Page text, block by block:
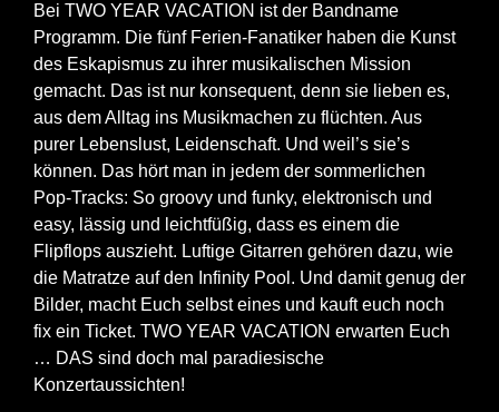
Bei TWO YEAR VACATION ist der Bandname
Programm. Die fünf Ferien-Fanatiker haben die Kunst
des Eskapismus zu ihrer musikalischen Mission
gemacht. Das ist nur konsequent, denn sie lieben es,
aus dem Alltag ins Musikmachen zu flüchten. Aus
purer Lebenslust, Leidenschaft. Und weil’s sie’s
können. Das hört man in jedem der sommerlichen
Pop-Tracks: So groovy und funky, elektronisch und
easy, lässig und leichtfüßig, dass es einem die
Flipflops auszieht. Luftige Gitarren gehören dazu, wie
die Matratze auf den Infinity Pool. Und damit genug der
Bilder, macht Euch selbst eines und kauft euch noch
fix ein Ticket. TWO YEAR VACATION erwarten Euch
… DAS sind doch mal paradiesische
Konzertaussichten!